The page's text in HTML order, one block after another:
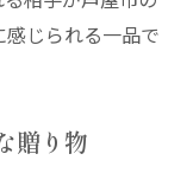
じられる一品で
贈り物